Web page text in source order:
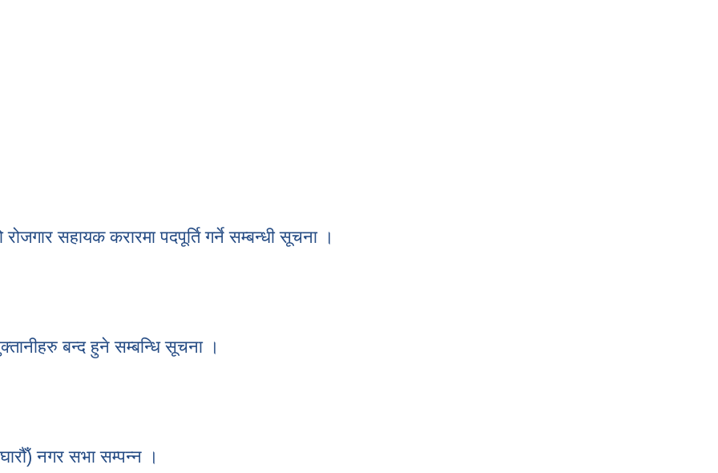
सहायक करारमा पदपूर्ति गर्ने सम्बन्धी सूचना ।
बन्द हुने सम्बन्धि सूचना ।
नगर सभा सम्पन्न ।